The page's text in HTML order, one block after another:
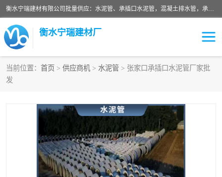
衡水宁瑞建材有限公司批量供应：水泥管、承插口水泥管，混凝土排水管，承插口水泥管，企口水泥管，钢承口水泥管，顶管，平口水泥管，水泥检查井，混凝土检查井，预制混凝土检查井，矩形检查井，圆形检查井等产品。
衡水宁瑞建材厂
当前位置： 首页 > 供应商机 > 水泥管 > 张家口承插口水泥管厂家批
发
水泥检查井 水泥管
圆形检查井 矩形检查井
混凝土检查井 预制混凝土检查井